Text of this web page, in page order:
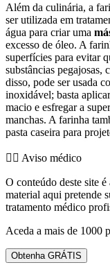
Além da culinária, a
ser utilizada em
água para criar uma
excesso de óleo. A
superfícies para evitar
substâncias pegajosas,
disso, pode ser usada
inoxidável; basta
macio e esfregar a
manchas. A farinha
pasta caseira para
👨‍⚕️️ Aviso médico
O conteúdo deste site
material aqui pretende
tratamento médico
Aceda a mais de 1000
Obtenha GRÁTIS